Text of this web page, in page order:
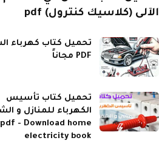
الآلى (كلاسيك كنترول) pdf
تحميل كتاب كهرباء
PDF مجاناً
تحميل كتاب تأسيس
الكهرباء للمنازل و
pdf - Download home
electricity book